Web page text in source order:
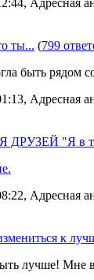
Адресная
ты... (799
быть рядом
Адресная
"Я в
Адресная
к
лучше! Мне